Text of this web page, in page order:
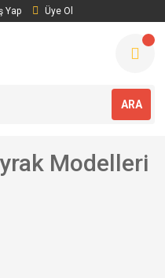
Yap Üye Ol
ARA
Modelleri